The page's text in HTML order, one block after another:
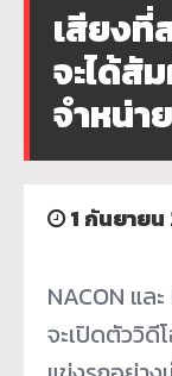
เสียง
จะได้สั
จำหน่า
1 กันยายน
NACON แล
จะเปิดตัววิดี